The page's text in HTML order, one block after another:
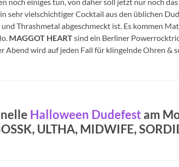
sehr vielschichtiger Cocktail aus den üblichen
Thrashmetal abgeschmeckt ist. Es kommen
MAGGOT HEARTsind ein Berliner
Abend wird auf jeden Fall für klingelnde Ohren &
Halloween Dudefest am
ULTHA, MIDWIFE,